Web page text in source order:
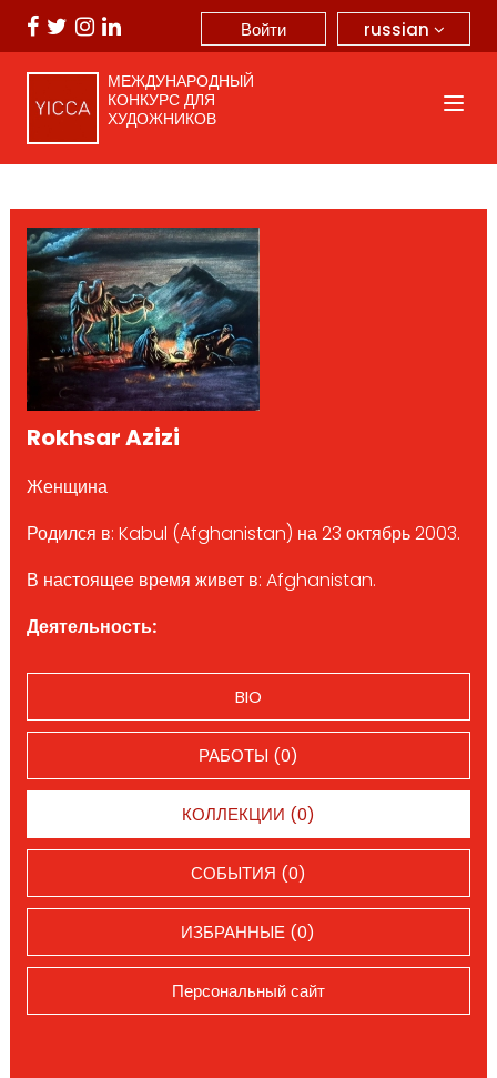
russian
Войти
МЕЖДУНАРОДНЫЙ
КОНКУРС ДЛЯ
ХУДОЖНИКОВ
Rokhsar Azizi
Женщина
Родился в: Kabul (Afghanistan) на 23 октябрь 2003.
В настоящее время живет в: Afghanistan.
Деятельность:
BIO
РАБОТЫ (0)
КОЛЛЕКЦИИ (0)
СОБЫТИЯ (0)
ИЗБРАННЫЕ (0)
Персональный сайт